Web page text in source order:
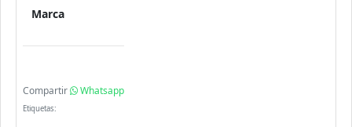
Marca
Compartir Whatsapp
Etiquetas: